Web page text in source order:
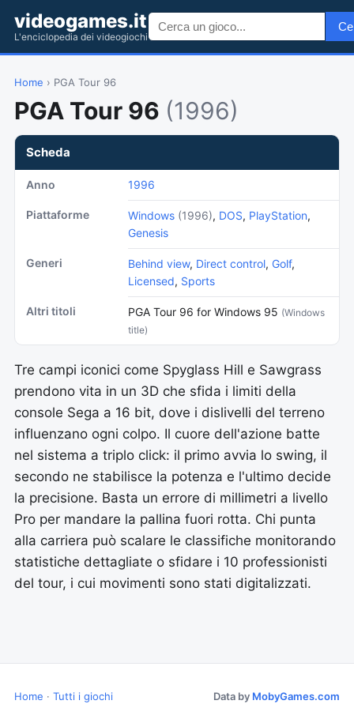
videogames.it
L'enciclopedia dei videogiochi
Home › PGA Tour 96
PGA Tour 96 (1996)
Scheda
Anno 1996
Piattaforme Windows (1996), DOS, PlayStation,
Genesis
Generi Behind view, Direct control, Golf,
Licensed, Sports
Altri titoli PGA Tour 96 for Windows 95 (Windows
title)
Tre campi iconici come Spyglass Hill e Sawgrass
prendono vita in un 3D che sfida i limiti della
console Sega a 16 bit, dove i dislivelli del terreno
influenzano ogni colpo. Il cuore dell'azione batte
nel sistema a triplo click: il primo avvia lo swing, il
secondo ne stabilisce la potenza e l'ultimo decide
la precisione. Basta un errore di millimetri a livello
Pro per mandare la pallina fuori rotta. Chi punta
alla carriera può scalare le classifiche monitorando
statistiche dettagliate o sfidare i 10 professionisti
del tour, i cui movimenti sono stati digitalizzati.
Home · Tutti i giochi Data by MobyGames.com